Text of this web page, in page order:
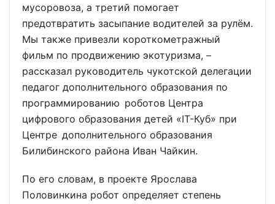
мусоровоза, а третий помогает
предотвратить засыпание водителей за рулём.
Мы также привезли короткометражный
фильм по продвижению экотуризма, –
рассказал руководитель чукотской делегации
педагог дополнительного образования по
программированию роботов Центра
цифрового образования детей «IT-Куб» при
Центре дополнительного образования
Билибинского района Иван Чайкин.
По его словам, в проекте Ярослава
Половинкина робот определяет степень